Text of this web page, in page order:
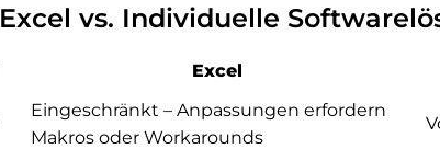
Excel vs. Individuelle
Excel
Eingeschränkt – Anpassungen erfordern
Makros oder Workarounds